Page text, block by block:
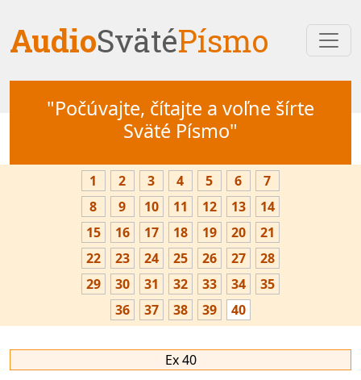
AudioSvätéPísmo
"Počúvajte, čítajte a voľne šírte
Sväté Písmo"
1 2 3 4 5 6
7
8
9 10 11 12 13
14
15
16 17 18 19 20
21
22
23 24 25 26 27
28
29
30 31 32 33 34
35
36
37 38 39 40
Ex 40